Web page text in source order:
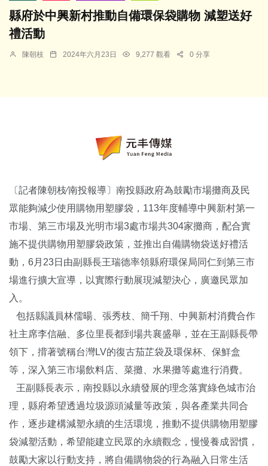
縣府於中興新村推動自備環保袋購物 減塑送好
禮活動
陳朝枝 2024年六月23日 9,277 觀看 0 分享
〔記者陳朝枝∕南投報導〕南投縣政府為鼓勵市場攤商及民
眾能夠減少使用購物用塑膠袋，113年度輔導中興新村第一
市場、第三市場及光明市場3處市場共304家攤商，配合實
施不提供購物用塑膠袋政策，並推出自備購物袋送好禮活
動，6月23日由副縣長王瑞德率領縣府環保局同仁到第三市
場進行擴大宣導，以實際行動展現減塑決心，廣邀民眾加
入。
包括縣議員林儒暘、張秀枝、簡千翔、中興新村消費合作
社主席李信融、多位里長都到場共襄盛舉，並在王副縣長帶
領下，揹著號稱台灣LV的復古茄芷袋及環保杯、保鮮盒
等，深入第三市場飲料店、菜攤、水果攤等處進行消費。
王副縣長表示，南投縣以永續發展的理念落實綠色城市治
理，縣府希望透過垃圾源頭減量等政策，與各產業共同合
作，逐步建構減塑永續的生活環境，推動不提供購物用塑膠
袋減塑活動，希望能建立民眾的永續觀念，慢慢養成習慣，
鼓勵大家以行動支持，將自備購物袋的行為融入日常生活